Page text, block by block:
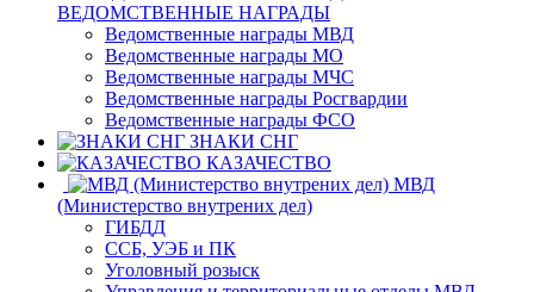
ВЕДОМСТВЕННЫЕ НАГРАДЫ
Ведомственные награды МВД
Ведомственные награды МО
Ведомственные награды МЧС
Ведомственные награды Росгвардии
Ведомственные награды ФСО
ЗНАКИ СНГ
КАЗАЧЕСТВО
МВД
(Министерство внутрених дел)
ГИБДД
ССБ, УЭБ и ПК
Уголовный розыск